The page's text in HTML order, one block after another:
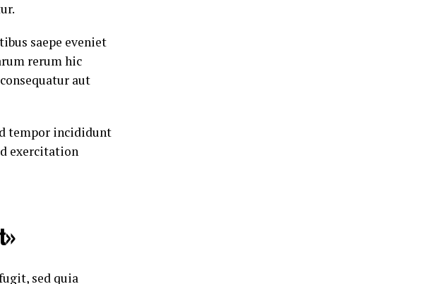
saepe eveniet
rerum hic
aut
tempor incididunt
exercitation
sed quia